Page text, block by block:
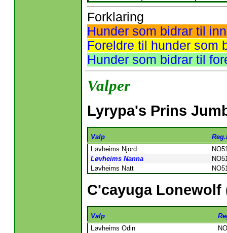
Forklaring
Hunder som bidrar til
Foreldre til hunder som
Hunder som bidrar til
Valper
Lyrypa's Prins
Valp
Løvheims Njord
Løvheims Nanna
Løvheims Natt
C'cayuga Lonewolf
Valp
Løvheims Odin